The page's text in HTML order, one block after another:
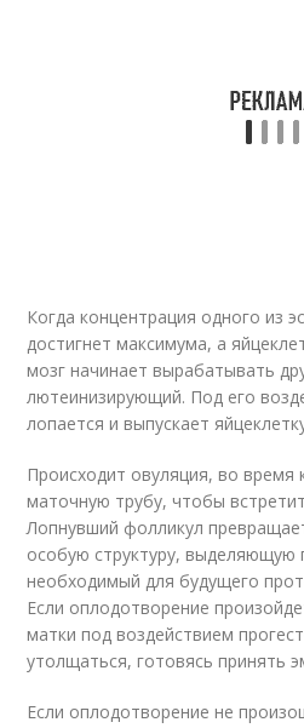
Когда концентрация одного из
достигнет максимума, а
мозг начинает вырабатывать
лютеинизирующий. Под его
лопается и выпускает
Происходит овуляция, во
маточную трубу, чтобы
Лопнувший фолликул
особую структуру, выделяющую
необходимый для будущего
Если оплодотворение
матки под воздействием
утолщаться, готовясь принять
Если оплодотворение не